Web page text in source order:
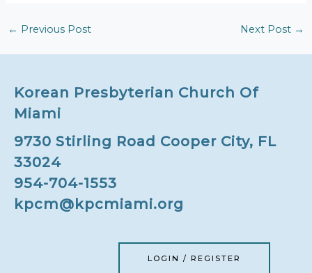
← Previous Post Next Post →
Korean Presbyterian Church Of
Miami
9730 Stirling Road Cooper City, FL
33024
954-704-1553
kpcm@kpcmiami.org
LOGIN / REGISTER